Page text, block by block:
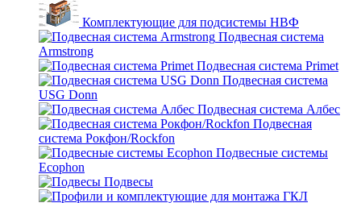
Комплектующие для подсистемы НВФ
Подвесная система
Armstrong
Подвесная система Primet
Подвесная система
USG Donn
Подвесная система Албес
Подвесная
система Рокфон/Rockfon
Подвесные системы
Ecophon
Подвесы